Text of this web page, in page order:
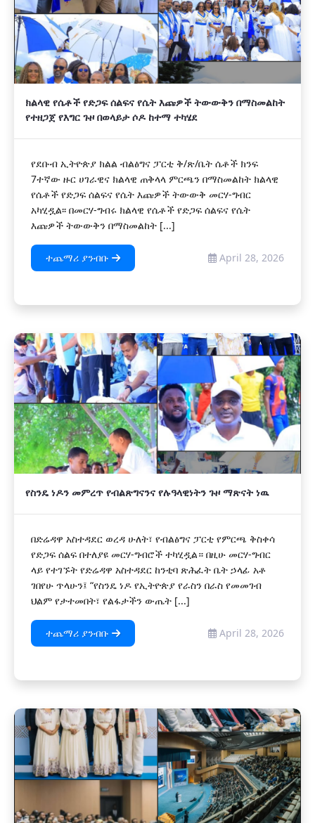
ክልላዊ የሴቶች የድጋፍ ሰልፍና የሴት እጩዎች ትውውቅን በማስመልከት
የተዘጋጀ የእግር ጉዞ በወላይታ ሶዶ ከተማ ተካሄደ
የደቡብ ኢትዮጵያ ክልል ብልፅግና ፓርቲ ቅ/ጽ/ቤት ሴቶች ክንፍ
7ተኛው ዙር ሀገራዊና ክልላዊ ጠቅላላ ምርጫን በማስመልከት ክልላዊ
የሴቶች የድጋፍ ሰልፍና የሴት እጩዎች ትውውቅ መርሃ-ግብር
አካሂዷል፡፡ በመርሃ-ግብሩ ክልላዊ የሴቶች የድጋፍ ሰልፍና የሴት
እጩዎች ትውውቅን በማስመልከት [...]
ተጨማሪ ያንብቡ April 28, 2026
የስንዴ ነዶን መምረጥ የብልጽግናንና የሉዓላዊነትን ጉዞ ማጽናት ነዉ
በድሬዳዋ አስተዳደር ወረዳ ሁለት፣ የብልፅግና ፓርቲ የምርጫ ቅስቀሳ
የድጋፍ ሰልፍ በተለያዩ መርሃ-ግብሮች ተካሂዷል። በዚሁ መርሃ-ግብር
ላይ የተገኙት የድሬዳዋ አስተዳደር ከንቲባ ጽሕፈት ቤት ኃላፊ አቶ
ገበየሁ ጥላሁን፤ “የስንዴ ነዶ የኢትዮጵያ የራስን በራስ የመመገብ
ህልም የታተመበት፣ የልፋታችን ውጤት [...]
ተጨማሪ ያንብቡ April 28, 2026